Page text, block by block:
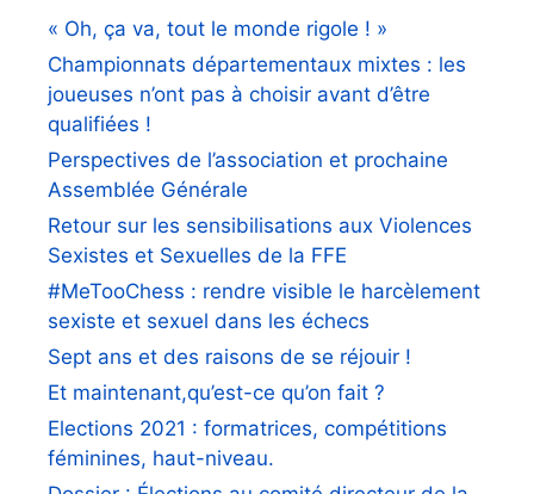
« Oh, ça va, tout le monde rigole ! »
Championnats départementaux mixtes : les
joueuses n’ont pas à choisir avant d’être
qualifiées !
Perspectives de l’association et prochaine
Assemblée Générale
Retour sur les sensibilisations aux Violences
Sexistes et Sexuelles de la FFE
#MeTooChess : rendre visible le harcèlement
sexiste et sexuel dans les échecs
Sept ans et des raisons de se réjouir !
Et maintenant,qu’est-ce qu’on fait ?
Elections 2021 : formatrices, compétitions
féminines, haut-niveau.